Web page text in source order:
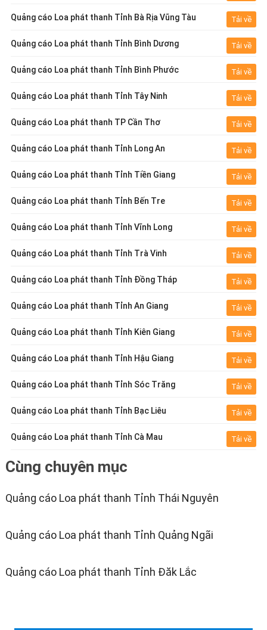
Quảng cáo Loa phát thanh Tỉnh Bà Rịa Vũng Tàu Tải về
Quảng cáo Loa phát thanh Tỉnh Bình Dương Tải về
Quảng cáo Loa phát thanh Tỉnh Bình Phước Tải về
Quảng cáo Loa phát thanh Tỉnh Tây Ninh Tải về
Quảng cáo Loa phát thanh TP Cần Thơ Tải về
Quảng cáo Loa phát thanh Tỉnh Long An Tải về
Quảng cáo Loa phát thanh Tỉnh Tiền Giang Tải về
Quảng cáo Loa phát thanh Tỉnh Bến Tre Tải về
Quảng cáo Loa phát thanh Tỉnh Vĩnh Long Tải về
Quảng cáo Loa phát thanh Tỉnh Trà Vinh Tải về
Quảng cáo Loa phát thanh Tỉnh Đồng Tháp Tải về
Quảng cáo Loa phát thanh Tỉnh An Giang Tải về
Quảng cáo Loa phát thanh Tỉnh Kiên Giang Tải về
Quảng cáo Loa phát thanh Tỉnh Hậu Giang Tải về
Quảng cáo Loa phát thanh Tỉnh Sóc Trăng Tải về
Quảng cáo Loa phát thanh Tỉnh Bạc Liêu Tải về
Quảng cáo Loa phát thanh Tỉnh Cà Mau Tải về
Cùng chuyên mục
Quảng cáo Loa phát thanh Tỉnh Thái Nguyên
Quảng cáo Loa phát thanh Tỉnh Quảng Ngãi
Quảng cáo Loa phát thanh Tỉnh Đăk Lắc